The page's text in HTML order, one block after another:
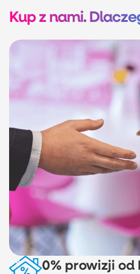
Kup z nami.
0% prowizji od